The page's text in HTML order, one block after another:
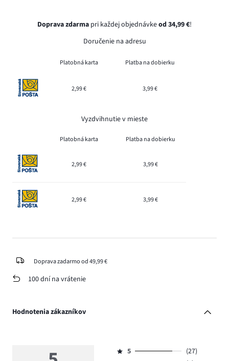
Doprava zdarma pri každej objednávkeod 34,99 €!
Doručenie na adresu
Platobná karta Platba na dobierku
2,99 € 3,99 €
Vyzdvihnutie v mieste
Platobná karta Platba na dobierku
2,99 € 3,99 €
2,99 € 3,99 €
Doprava zadarmo od 49,99 €
100 dní na vrátenie
Hodnotenia zákazníkov
Hodnotenie
5
(27)